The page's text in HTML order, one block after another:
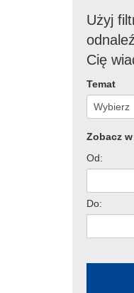
Użyj
Cię
Temat
Zobacz
Od:
Do: